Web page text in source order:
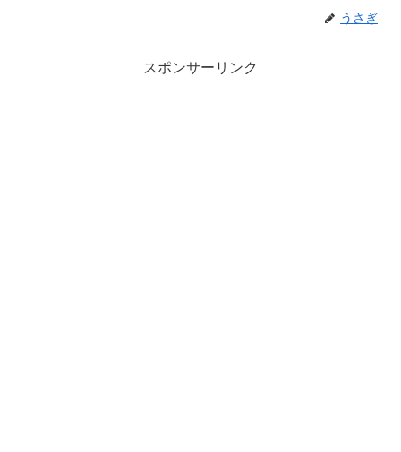
うさぎ
スポンサーリンク